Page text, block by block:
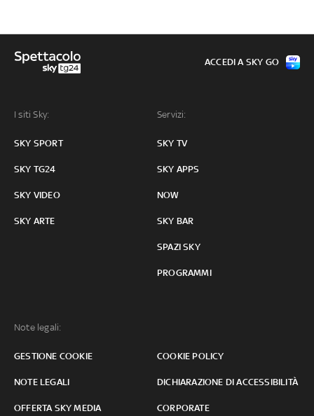
I siti Sky:
SKY SPORT
SKY TG24
SKY VIDEO
SKY ARTE
Servizi:
SKY TV
SKY APPS
NOW
SKY BAR
SPAZI SKY
PROGRAMMI
Note legali:
GESTIONE COOKIE COOKIE POLICY
NOTE LEGALI DICHIARAZIONE DI ACCESSIBILITÀ
OFFERTA SKY MEDIA CORPORATE
ACCEDI A SKY GO